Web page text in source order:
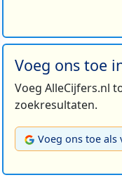
Voeg ons toe
Voeg AlleCijfers.nl
zoekresultaten.
Voeg ons toe